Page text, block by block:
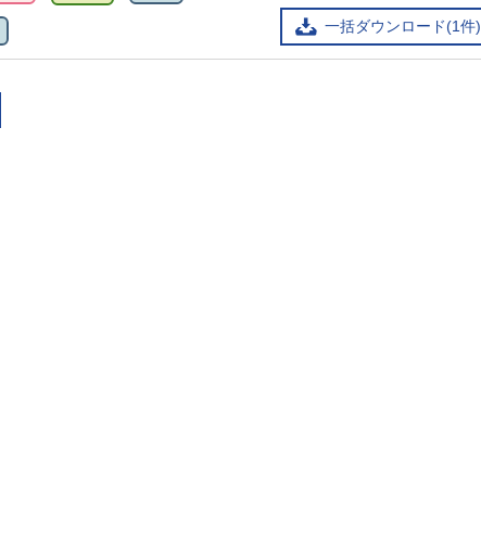
一括ダウンロード(1件)